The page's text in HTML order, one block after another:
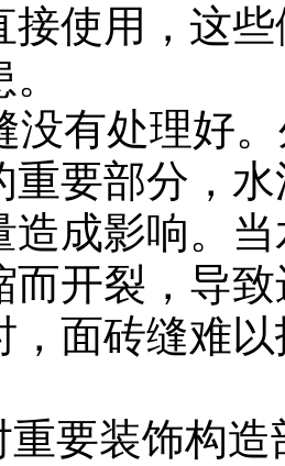
接使用，这
没有处理好
重要部分，
造成影响。
而开裂，导
，面砖缝难
重要装饰构